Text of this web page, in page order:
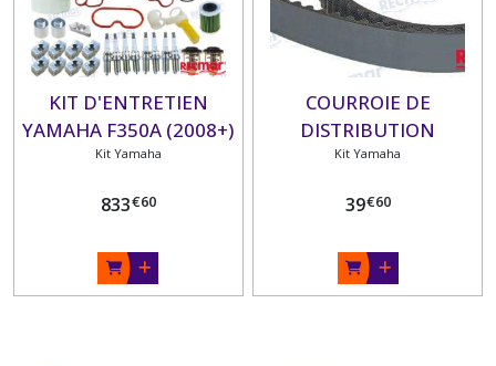
KIT D'ENTRETIEN
YAMAHA F350A (2008+)
Kit Yamaha
833€60
COURROIE DE
DISTRIBUTION
YAMAHA F20A/ F25A/
F45A
Kit Yamaha
39€60